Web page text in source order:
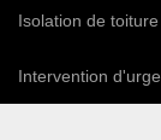
Isolation de
Intervention